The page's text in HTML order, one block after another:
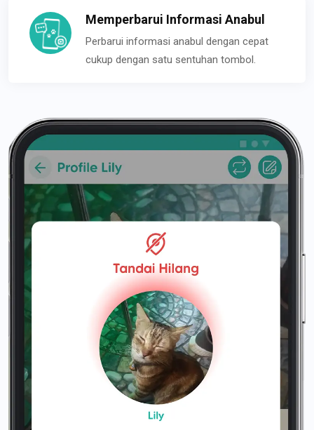
Memperbarui Informasi Anabul
Perbarui informasi anabul dengan cepat
cukup dengan satu sentuhan tombol.